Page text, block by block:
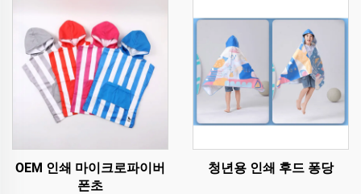
OEM 인쇄 마이크로파이버
폰초
청년용 인쇄 후드 퐁당